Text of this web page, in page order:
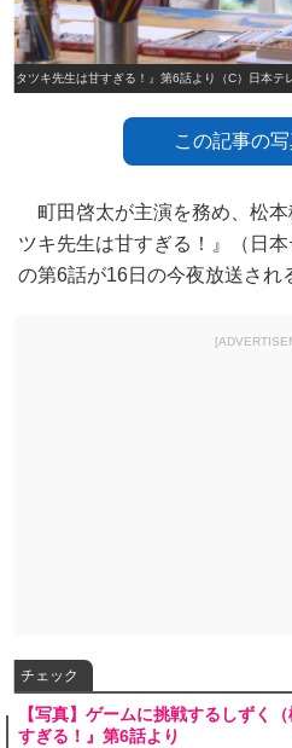
『タツキ先生は甘すぎる！』第6話より（C）日本テ
この記事の
町田啓太が主演を務め、松本
ツキ先生は甘すぎる！』（日
の第6話が16日の今夜放送され
チェック
【写真】ゲームに挑戦するしずく
すぎる！』第6話より